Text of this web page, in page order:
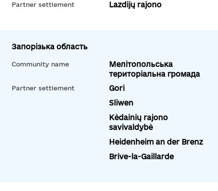
Partner settlement Lazdijų rajono
Запорізька область
Community name
Мелітопольська
територіальна громада
Partner settlement
Gori
Sliwen
Kėdainių rajono
savivaldybė
Heidenheim an der Brenz
Brive-la-Gaillarde